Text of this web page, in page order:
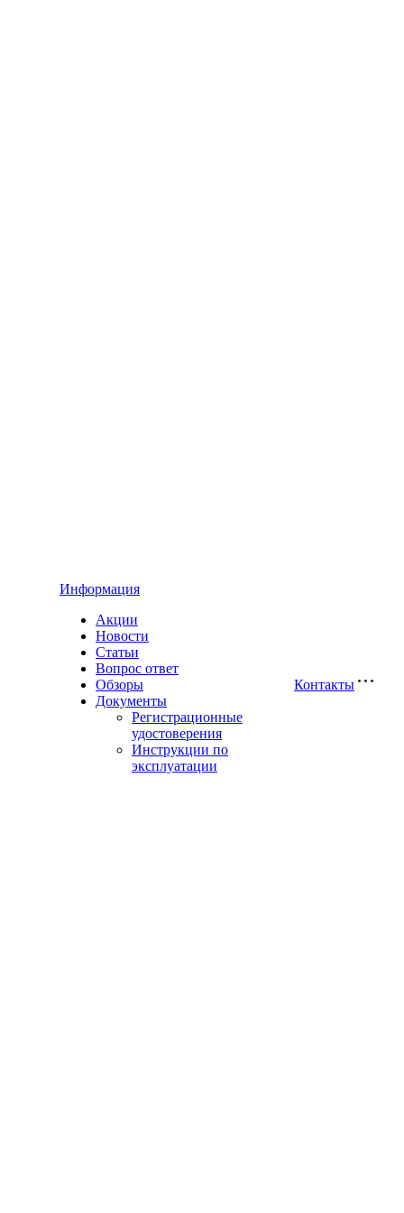
Информация
Акции
Новости
Статьи
Вопрос ответ
Обзоры
Документы
Регистрационные
удостоверения
Инструкции по
эксплуатации
Контакты